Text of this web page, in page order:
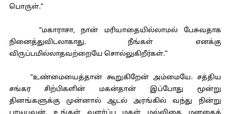
பொருள்.”
“மகாராசா, நான் மரியாதையில்லாமல் பேசுவதாக
நினைத்துவிடலாகாது. நீங்கள் எனக்கு
விருப்பமில்லாதவற்றையே சொல்லுகிறீர்கள்.”
“உண்மையைத்தான் கூறுகிறேன் அம்மையே. சத்திய
சங்கர சிற்பிகளின் மகன்தான் இப்போது மூன்று
தினங்களுக்கு முன்னால் ஆடல் அரங்கில் வந்து நின்று